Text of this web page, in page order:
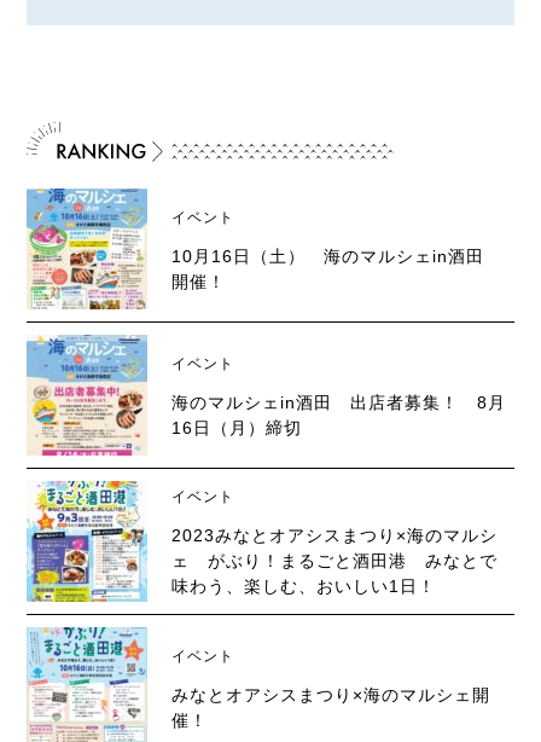
イベント
10月16日（土） 海のマルシェin酒田
開催！
イベント
海のマルシェin酒田 出店者募集！ 8月
16日（月）締切
イベント
2023みなとオアシスまつり×海のマルシ
ェ がぶり！まるごと酒田港 みなとで
味わう、楽しむ、おいしい1日！
イベント
みなとオアシスまつり×海のマルシェ開
催！